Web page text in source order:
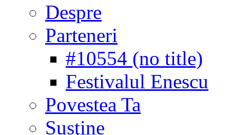
Despre
Parteneri
#10554 (no title)
Festivalul Enescu
Povestea Ta
Susţine